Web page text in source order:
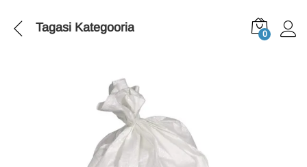
Tagasi Kategooria 0